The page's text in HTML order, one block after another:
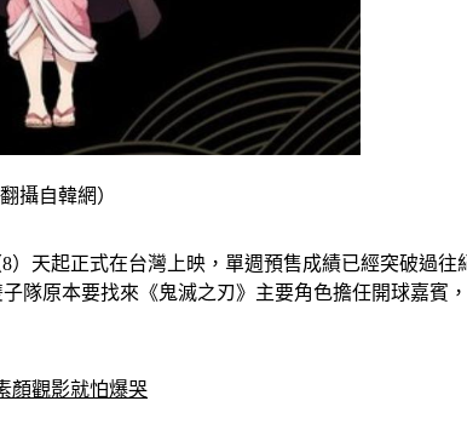
攝自韓網）
天起正式在台灣上映，單週預售成績已經突破過
隊原本要找來《鬼滅之刃》主要角色擔任開球嘉賓
顏觀影就怕爆哭